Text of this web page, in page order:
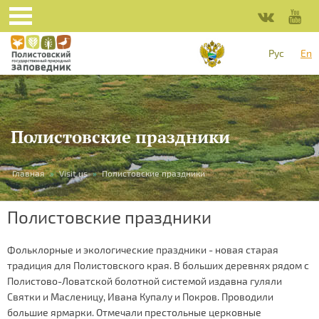
Рус En
Полистовские праздники
You
are
here
Главная » Visit us » Полистовские праздники
Полистовские праздники
Фольклорные и экологические праздники - новая старая
традиция для Полистовского края. В больших деревнях рядом с
Полистово-Ловатской болотной системой издавна гуляли
Святки и Масленицу, Ивана Купалу и Покров. Проводили
большие ярмарки. Отмечали престольные церковные